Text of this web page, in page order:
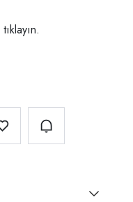
tıklayın.